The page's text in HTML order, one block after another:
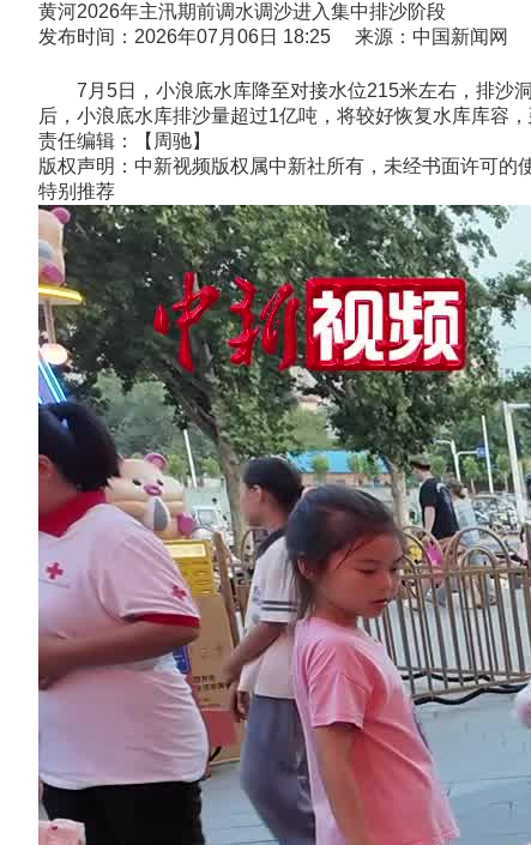
黄河2026年主汛期前调水调沙进入集中排沙阶段
发布时间：2026年07月06日 18:25 来源：中国新闻网
7月5日，小浪底水库降至对接水位215米左右，排沙洞
后，小浪底水库排沙量超过1亿吨，将较好恢复水库库容
责任编辑：【周驰】
版权声明：中新视频版权属中新社所有，未经书面许可的
特别推荐